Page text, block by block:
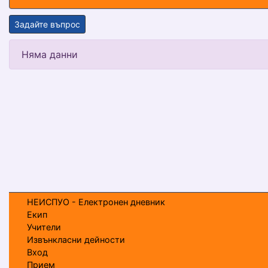
Задайте въпрос
Няма данни
НЕИСПУО - Електронен дневник
Екип
Учители
Извънкласни дейности
Вход
Прием